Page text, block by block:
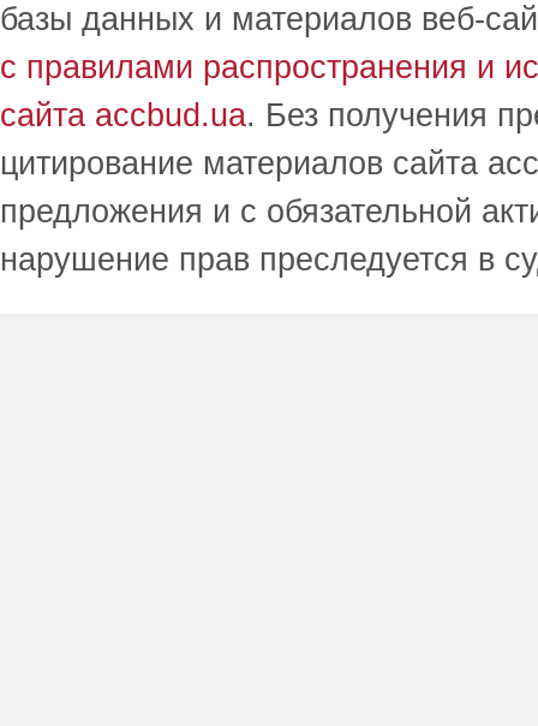
базы данных и материалов веб-
с правилами распространения и
сайта accbud.ua. Без получения
цитирование материалов сайта
предложения и с обязательной
нарушение прав преследуется в